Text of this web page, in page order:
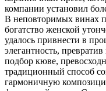
компании установил
В неповторимых винах
богатство женской
удалось привнести в
элегантность,
подбор кюве,
традиционный способ
гармоничную